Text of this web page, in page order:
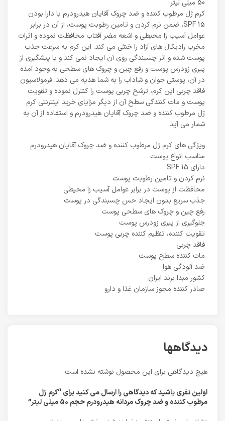
50 میلی لیتر
کرم ژل مرطوب کننده و ضد چروک آقایان هیدرودرم با دارا بودن
SPF 15، ضمن نرم کردن و تامین رطوبت پوست، از آن در برابر
عوامل آسیب زا محیطی و اشعه مضر آفتاب محافظت نموده و اثرات
مخرب رادیکال های آزاد را خنثی می کند. این کرم به سرعت جذب
پوست شده و اثر چسبندگی روی آن ایجاد نمی کند و با پیشگیری از
پیری زودرس پوست و رفع چین و چروک های سطحی به وجود آمده
در آن، پوستی جوان و شاداب را به شما هدیه می دهد. فرمولاسیون
فاقد چربی این کرم، ترشح چربی پوست را کنترل نموده و تقویت
پوست و مات کنندگی سطح آن از دیگر مزایای خرید اینترنتی کرم
ژل مرطوب کننده و ضد چروک آقایان هیدرودرم و استفاده از آن به
شمار می آید.
ویژگی های کرم ژل مرطوب کننده و ضد چروک آقایان هیدرودرم
مناسب انواع پوست
دارای SPF 15
نرم کردن و تامین رطوبت پوست
محافظت از پوست در برابر عوامل آسیب زا محیطی
جذب سریع بدون ایجاد حس چسبندگی در پوست
رفع چین و چروک های سطحی پوست
جلوگیری از پیری زودرس پوست
تقویت کننده، تنظیم کننده چربی پوست
فاقد چربی
مات کننده سطح پوست
ضد آلودگی هوا
کشور مبدا برند ایران
صادر کننده مجوز سازمان غذا و دارو
دیدگاهها
هیچ دیدگاهی برای این محصول نوشته نشده است.
اولین نفری باشید که دیدگاهی را ارسال می کنید برای “کرم ژل
مرطوب کننده و ضد چروک مردانه هیدرودرم حجم 50 میلی لیتر”